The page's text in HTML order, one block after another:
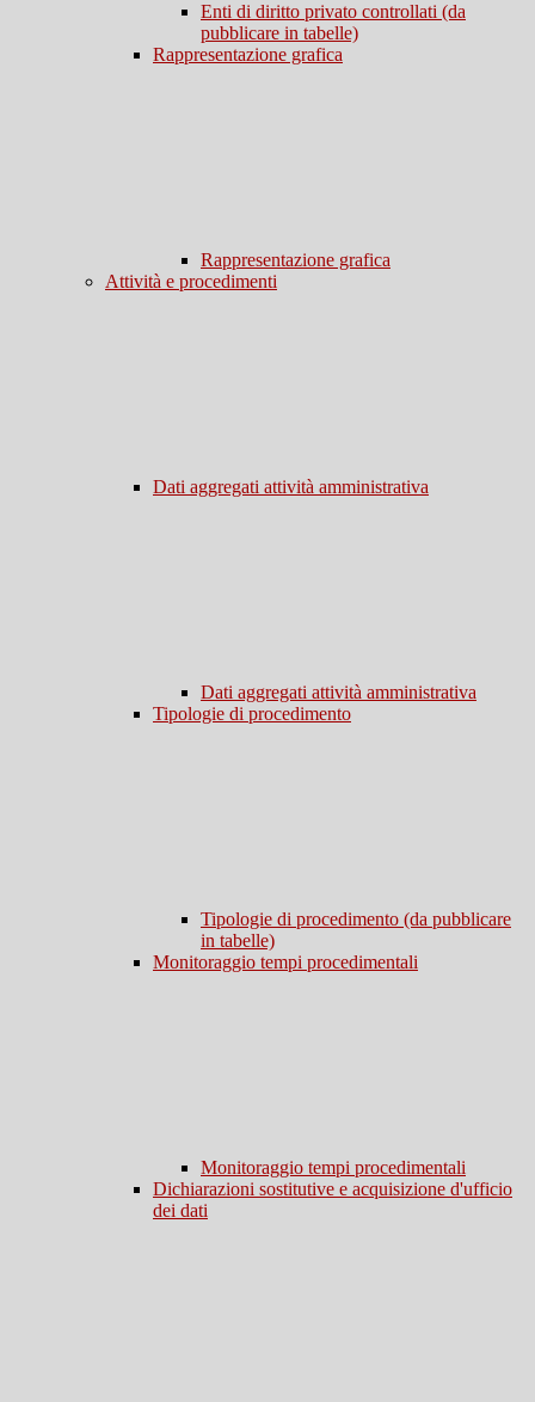
Enti di diritto privato controllati (da
pubblicare in tabelle)
Rappresentazione grafica
Rappresentazione grafica
Attività e procedimenti
Dati aggregati attività amministrativa
Dati aggregati attività amministrativa
Tipologie di procedimento
Tipologie di procedimento (da pubblicare
in tabelle)
Monitoraggio tempi procedimentali
Monitoraggio tempi procedimentali
Dichiarazioni sostitutive e acquisizione d'ufficio
dei dati